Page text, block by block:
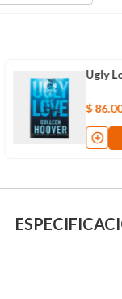
Ugly
$ 86.